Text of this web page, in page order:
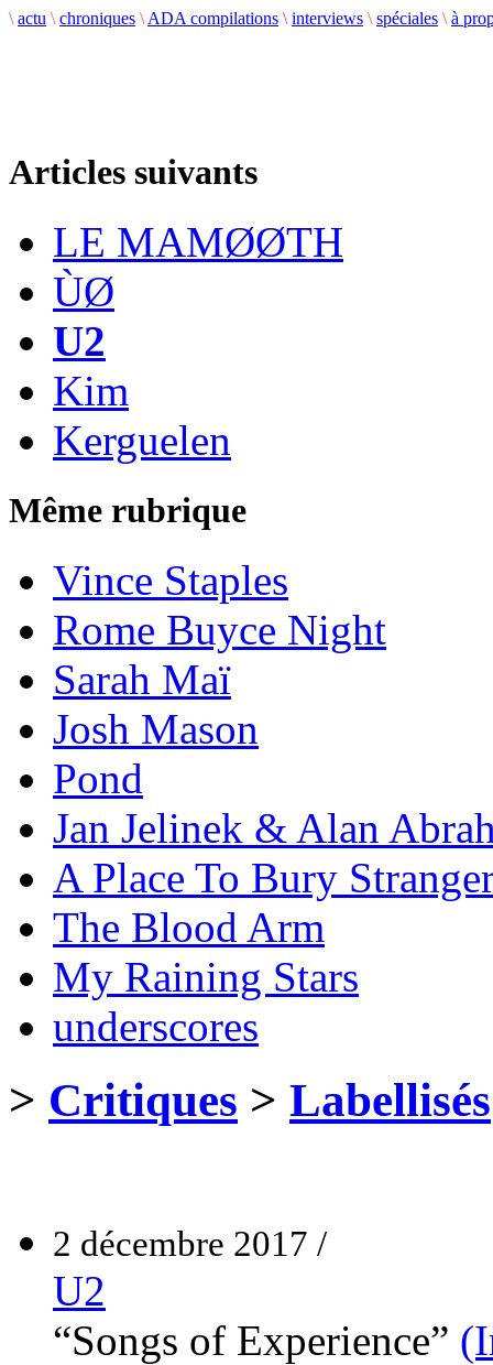
\ actu \ chroniques \ ADA compilations \ interviews \ spéciales \ à
Articles suivants
LE MAMØØTH
ÙØ
U2
Kim
Kerguelen
Même rubrique
Vince Staples
Rome Buyce Night
Sarah Maï
Josh Mason
Pond
Jan Jelinek & Alan
A Place To Bury
The Blood Arm
My Raining Stars
underscores
> Critiques > Labellisés
2 décembre 2017 /
U2
“Songs of Experience”